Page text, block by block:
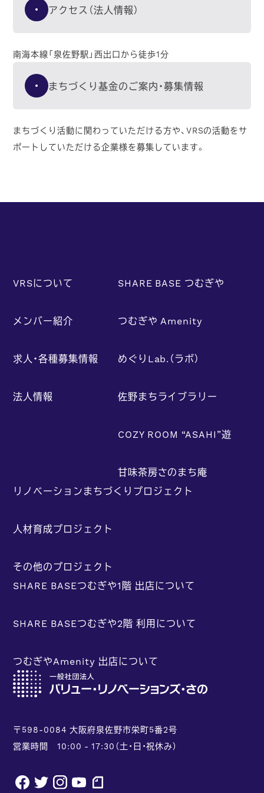
アクセス（法人情報）
南海本線「泉佐野駅」西出口から徒歩1分
まちづくり基金のご案内・募集情報
まちづくり活動に関わっていただける方や、VRSの活動をサ
ポートしていただける企業様を募集しています。
VRSについて
メンバー紹介
求人・各種募集情報
法人情報
SHARE BASE つむぎや
つむぎや Amenity
めぐりLab.（ラボ）
佐野まちライブラリー
COZY ROOM “ASAHI”遊
甘味茶房さのまち庵
リノベーションまちづくりプロジェクト
人材育成プロジェクト
その他のプロジェクト
SHARE BASEつむぎや1階 出店について
SHARE BASEつむぎや2階 利用について
つむぎやAmenity 出店について
〒598-0084 大阪府泉佐野市栄町5番2号
営業時間 10:00 - 17:30（土・日・祝休み）
facebook
twitterinstagram
youtube